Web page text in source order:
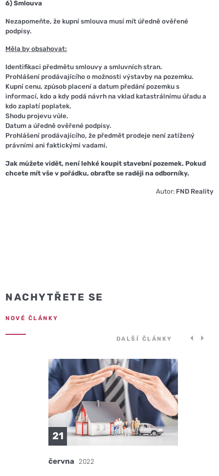
6) Smlouva
Nezapomeňte, že kupní smlouva musí mít úředně ověřené
podpisy.
Měla by obsahovat:
Identifikaci předmětu smlouvy a smluvních stran.
Prohlášení prodávajícího o možnosti výstavby na pozemku.
Kupní cenu, způsob placení a datum předání pozemku s
informací, kdo a kdy podá návrh na vklad katastrálnímu úřadu a
kdo zaplatí poplatek.
Shodu projevu vůle.
Datum a úředně ověřené podpisy.
Prohlášení prodávajícího, že předmět prodeje není zatížený
právními ani faktickými vadami.
Jak můžete vidět, není lehké koupit stavební pozemek. Pokud
chcete mít vše v pořádku, obraťte se raději na odborníky.
Autor: FND Reality
NACHYTŘETE SE
NOVÉ ČLÁNKY
DALŠÍ ČLÁNKY
21
června 2022